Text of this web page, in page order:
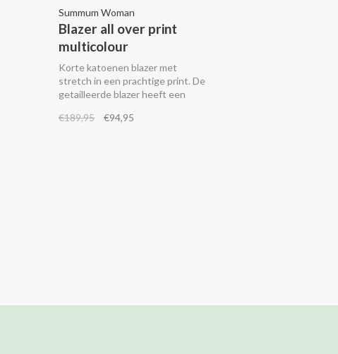
Summum Woman
Blazer all over print
multicolour
Korte katoenen blazer met
stretch in een prachtige print. De
getailleerde blazer heeft een
schuine klepzakken. Combineer
€189,95 €94,95